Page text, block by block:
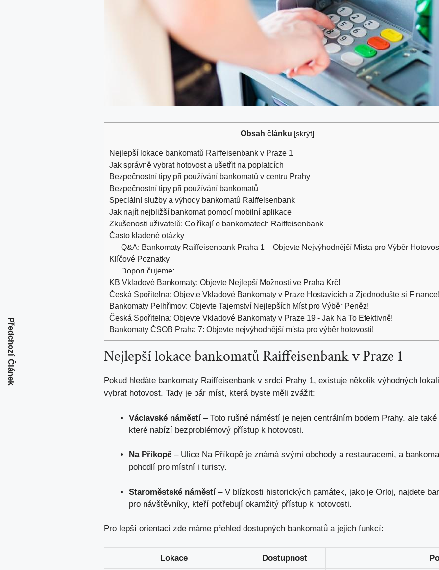
Obsah článku [skrýt]
Nejlepší lokace bankomatů Raiffeisenbank v Praze 1
Jak správně vybrat hotovost a ušetřit na poplatcích
Bezpečnostní tipy při používání bankomatů v centru Prahy
Bezpečnostní tipy při používání bankomatů
Speciální služby a výhody bankomatů Raiffeisenbank
Jak najít nejbližší bankomat pomocí mobilní aplikace
Zkušenosti uživatelů: Co říkají o bankomatech Raiffeisenbank
Často kladené otázky
Q&A: Bankomaty Raiffeisenbank Praha 1 – Objevte Nejvýhodnější Místa pro Výběr
Klíčové Poznatky
Doporučujeme:
KB Vkladové Bankomaty: Objevte Nejlepší Možnosti ve Praha Krč!
Česká Spořitelna: Objevte Vkladové Bankomaty v Praze Hostavicích a Zjednodušte si Finance!
Bankomaty Pelhřimov: Objevte Tajemství Nejlepších Míst pro Výběr Peněz!
Česká Spořitelna: Objevte Vkladové Bankomaty v Praze 19 - Jak Na To Efektivně!
Bankomaty ČSOB Praha 7: Objevte nejvýhodnější místa pro výběr hotovosti!
Nejlepší lokace bankomatů Raiffeisenbank v Praze 1
Pokud hledáte bankomaty Raiffeisenbank v srdci Prahy 1, existuje několik výhodných
vybrat hotovost. Tady je pár míst, která byste měli zvážit:
Václavské náměstí – Toto rušné náměstí je nejen centrálním bodem Prahy, ale
které nabízí bezproblémový přístup k hotovosti.
Na Příkopě – Ulice Na Příkopě je známá svými obchody a restauracemi, a
pohodlí pro místní i turisty.
Staroměstské náměstí – V blízkosti historických památek, jako je Orloj, najdete
pro návštěvníky, kteří potřebují okamžitý přístup k hotovosti.
Pro lepší orientaci zde máme přehled dostupných bankomatů a jejich funkcí:
Lokace Dostupnost
Předchozí Článek